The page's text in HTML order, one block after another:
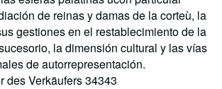
de reinas y damas de la corteù, la
gestiones en el restablecimiento de la
la dimensión cultural y las vías
de autorrepresentación.
des Verkäufers 34343